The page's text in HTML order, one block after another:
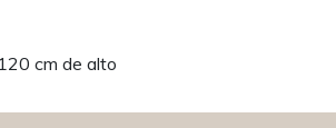
cm de alto